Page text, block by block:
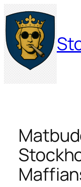
Hoppa
till
innehåll